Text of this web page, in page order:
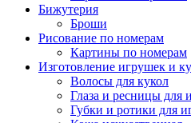
Бижутерия
Броши
Рисование по номерам
Картины по номерам
Изготовление игрушек и
Волосы для кукол
Глаза и ресницы для
Губки и ротики для